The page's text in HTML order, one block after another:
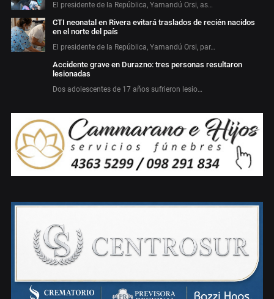
El presidente de la República, Yamandú Orsi, as…
CTI neonatal en Rivera evitará traslados de recién nacidos
en el norte del país
El presidente de la República, Yamandú Orsi, par…
Accidente grave en Durazno: tres personas resultaron
lesionadas
Dos adolescentes de 17 años sufrieron lesio…